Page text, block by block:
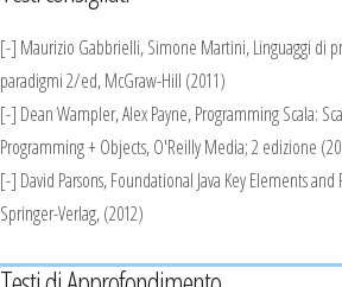
[-] Maurizio Gabbrielli, Simone Martini, Linguaggi di
paradigmi 2/ed, McGraw-Hill (2011)
[-] Dean Wampler, Alex Payne, Programming Scala:
Programming + Objects, O'Reilly Media; 2 edizione
[-] David Parsons, Foundational Java Key Elements
Springer-Verlag, (2012)